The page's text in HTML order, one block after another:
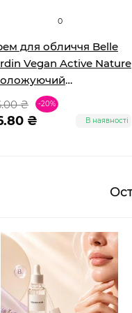
0
для обличчя Belle
Vegan Active Nature
Алое 85 мл
₴ -20%
₴ В наявності